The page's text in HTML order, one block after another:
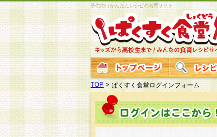
子供向けかんたんレシピの食育サイト
TOP >ぱくすく食堂ログインフォーム